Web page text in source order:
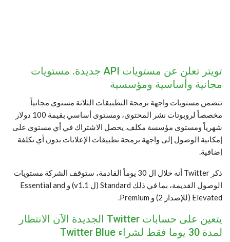
تويتر تعلن عن مستويات API جديدة. مستويات
مجانية وأساسية ومؤسسية
تتضمن مستويات واجهة برمجة التطبيقات الثلاثة مستوى مجانياً
مخصصاً لروبوتات نشر المحتوى، ومستوى أساسي بقيمة 100 دولار
شهرياً ومستوى مؤسسة مكلف. يحصل الاشتراك في أي مستوى على
إمكانية الوصول إلى واجهة برمجة تطبيقات الإعلانات بدون أي تكلفة
إضافية.
ذكر Twitter أنه خلال ال 30 يوماً القادمة، ستوقف الشركة مستويات
الوصول القديمة، بما في ذلك Standard (ل v1.1) و Essential and
Elevated (للإصدار 2) و Premium.
يتعين على حسابات Twitter الجديدة الآن الانتظار
لمدة 30 يوما فقط لشراء Twitter Blue